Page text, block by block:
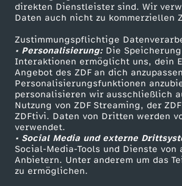
direkten Dienstleister sind. Wir
Daten auch nicht zu kommerziellen
Zustimmungspflichtige
• Personalisierung:Die
Interaktionen ermöglicht uns, dein
Angebot des ZDF an dich
Personalisierungsfunktionen
personalisieren wir ausschließlich
Nutzung von ZDF Streaming, der
ZDFtivi. Daten von Dritten werden
verwendet.
• Social Media und externe
Social-Media-Tools und Dienste von
Anbietern. Unter anderem um das
zu ermöglichen.
Z
u
g
ä
n
g
ZDFtext
Livestreams
Sendungen A-Z
TV-Programm
Tickets
Hilfe
ZDF Unternehmen
Karriere